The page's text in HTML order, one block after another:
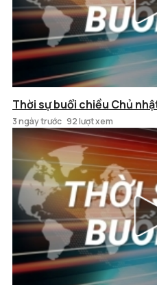
Thời sự buổi chiều Chủ
3 ngày trước 92 lượt xem